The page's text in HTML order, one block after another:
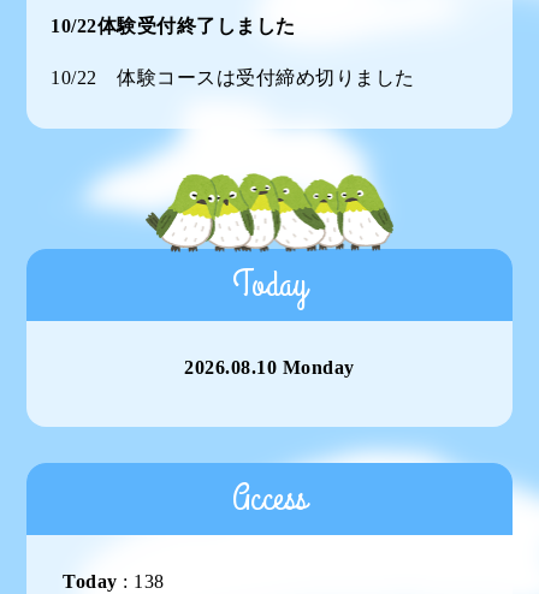
10/22体験受付終了しました
10/22 体験コースは受付締め切りました
Today
2026.08.10 Monday
Access
Today : 138